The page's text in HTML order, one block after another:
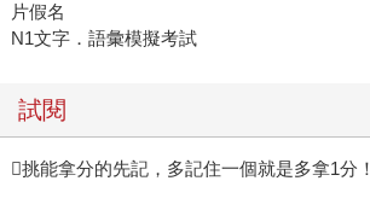
片假名
N1文字．語彙模擬考試
試閱
挑能拿分的先記，多記住一個就是多拿1分！